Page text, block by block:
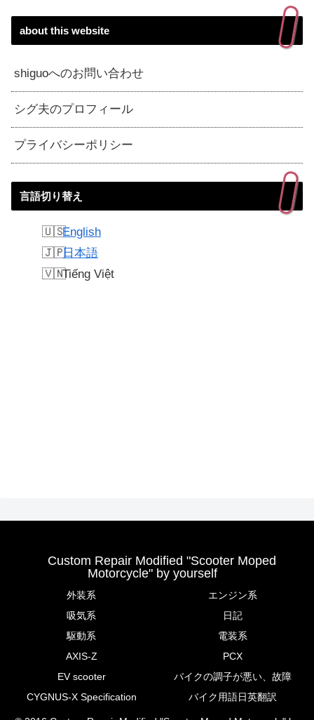
about this website
shiguoへのお問い合わせ
シグ夫のプロフィール
プライバシーポリシー
言語切り替え
English
日本語
Tiếng Việt
Custom Repair Modified "Scooter Moped
Motorcycle" by yourself
外装系
エンジン系
吸気系
日記
駆動系
電装系
AXIS-Z
PCX
EV scooter
バイクの調子が悪い、故障
CYGNUS-X Specification
バイク用語日英翻訳